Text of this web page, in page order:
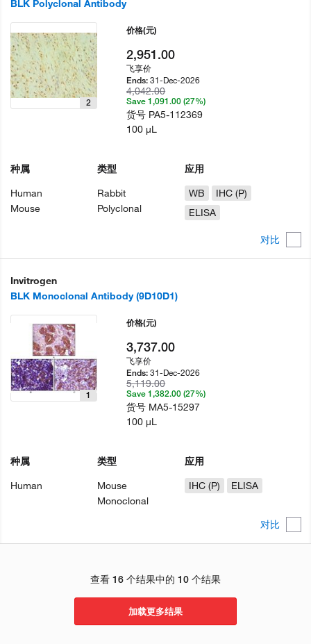
BLK Polyclonal Antibody
对比
2
种属
Human
Mouse
类型
Rabbit
Polyclonal
应用
WB
IHC (P)
ELISA
价格(元)
2,951.00
飞享价
Ends:31-Dec-2026
4,042.00
Save 1,091.00 (27%)
货号 PA5-112369
100 µL
Invitrogen
BLK Monoclonal Antibody (9D10D1)
对比
1
种属
Human
类型
Mouse
Monoclonal
应用
IHC (P)
ELISA
价格(元)
3,737.00
飞享价
Ends:31-Dec-2026
5,119.00
Save 1,382.00 (27%)
货号 MA5-15297
100 µL
查看 16 个结果中的 10 个结果
加载更多结果